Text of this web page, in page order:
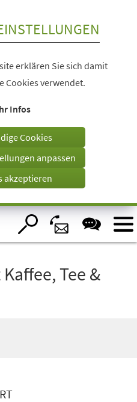
erklären Sie sich damit
Cookies verwendet.
Infos
Cookies
anpassen
akzeptieren
Tee &